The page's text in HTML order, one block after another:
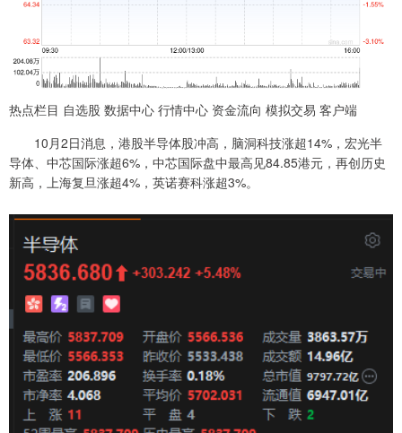
热点栏目 自选股 数据中心 行情中心 资金流向 模拟交易 客户端
10月2日消息，港股半导体股冲高，脑洞科技涨超14%，宏光半
导体、中芯国际涨超6%，中芯国际盘中最高见84.85港元，再创历史
新高，上海复旦涨超4%，英诺赛科涨超3%。